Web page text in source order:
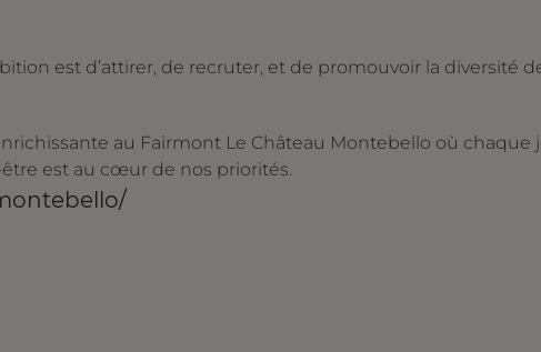
est d’attirer, de recruter, et de promouvoir la diversité
au Fairmont Le Château Montebello où chaque
est au cœur de nos priorités.